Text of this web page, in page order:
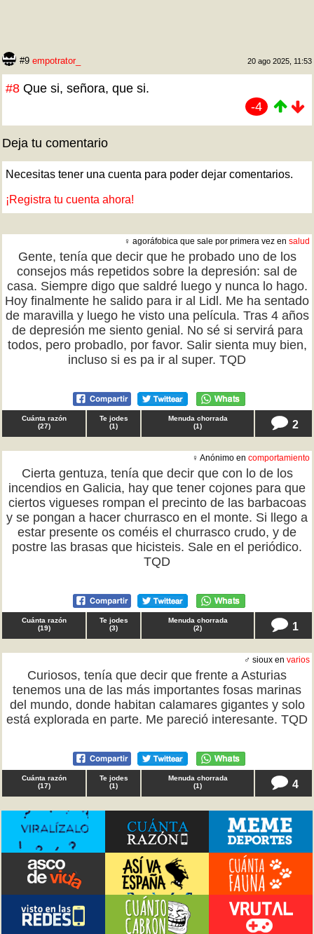
#9 empotrator_ 20 ago 2025, 11:53
#8 Que si, señora, que si.
-4
Deja tu comentario
Necesitas tener una cuenta para poder dejar comentarios.
¡Registra tu cuenta ahora!
♀ agoráfobica que sale por primera vez en salud
Gente, tenía que decir que he probado uno de los
consejos más repetidos sobre la depresión: sal de
casa. Siempre digo que saldré luego y nunca lo hago.
Hoy finalmente he salido para ir al Lidl. Me ha sentado
de maravilla y luego he visto una película. Tras 4 años
de depresión me siento genial. No sé si servirá para
todos, pero probadlo, por favor. Salir sienta muy bien,
incluso si es pa ir al super. TQD
Cuánta razón
(27)
Te jodes
(1)
Menuda chorrada
(1) 2
♀ Anónimo en comportamiento
Cierta gentuza, tenía que decir que con lo de los
incendios en Galicia, hay que tener cojones para que
ciertos vigueses rompan el precinto de las barbacoas
y se pongan a hacer churrasco en el monte. Si llego a
estar presente os coméis el churrasco crudo, y de
postre las brasas que hicisteis. Sale en el periódico.
TQD
Cuánta razón
(19)
Te jodes
(3)
Menuda chorrada
(2) 1
♂ sioux en varios
Curiosos, tenía que decir que frente a Asturias
tenemos una de las más importantes fosas marinas
del mundo, donde habitan calamares gigantes y solo
está explorada en parte. Me pareció interesante. TQD
Cuánta razón
(17)
Te jodes
(1)
Menuda chorrada
(1) 4